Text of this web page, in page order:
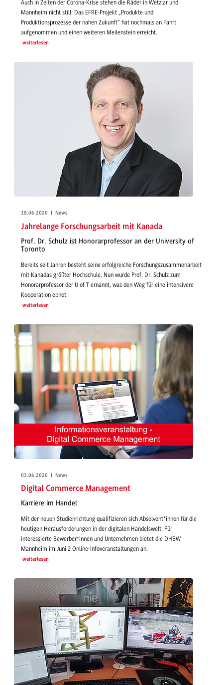
Auch in Zeiten der Corona-Krise stehen die Räder in Wetzlar und
Mannheim nicht still: Das EFRE-Projekt „Produkte und
Produktionsprozesse der nahen Zukunft“ hat nochmals an Fahrt
aufgenommen und einen weiteren Meilenstein erreicht.
weiterlesen
18.06.2020 | News
Jahrelange Forschungsarbeit mit Kanada
Prof. Dr. Schulz ist Honorarprofessor an der University of
Toronto
Bereits seit Jahren besteht seine erfolgreiche Forschungszusammenarbeit
mit Kanadas größter Hochschule. Nun wurde Prof. Dr. Schulz zum
Honorarprofessor der U of T ernannt, was den Weg für eine intensivere
Kooperation ebnet.
weiterlesen
03.06.2020 | News
Digital Commerce Management
Karriere im Handel
Mit der neuen Studienrichtung qualifizieren sich Absolvent*innen für die
heutigen Herausforderungen in der digitalen Handelswelt. Für
interessierte Bewerber*innen und Unternehmen bietet die DHBW
Mannheim im Juni 2 Online-Infoveranstaltungen an.
weiterlesen